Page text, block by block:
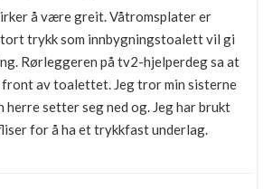
å være greit. Våtromsplater er
trykk som innbygningstoalett vil gi
Rørleggeren på tv2-hjelperdeg sa at
av toalettet. Jeg tror min sisterne
herre setter seg ned og. Jeg har brukt
for å ha et trykkfast underlag.